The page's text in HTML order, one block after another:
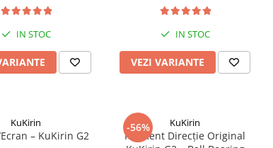
Autonomie de
Până la 65km/h,
IN STOC IN STOC
VEZI VARIANTE
KuKirin
– KuKirin G2
-56% KuKirin
Rulment Direcție Original